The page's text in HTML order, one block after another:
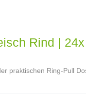
Rind |
praktischen Ring-Pull